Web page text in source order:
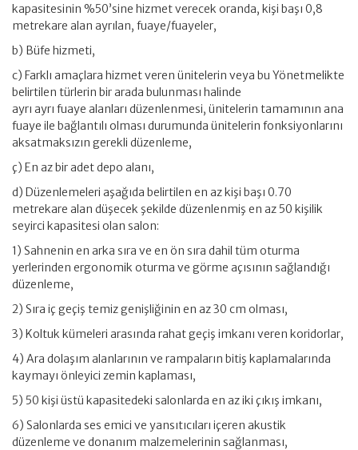
kapasitesinin %50’sine hizmet verecek oranda, kişi başı 0,8
metrekare alan ayrılan, fuaye/fuayeler,
b) Büfe hizmeti,
c) Farklı amaçlara hizmet veren ünitelerin veya bu Yönetmelikte
belirtilen türlerin bir arada bulunması halinde
ayrı ayrı fuaye alanları düzenlenmesi, ünitelerin tamamının ana
fuaye ile bağlantılı olması durumunda ünitelerin fonksiyonlarını
aksatmaksızın gerekli düzenleme,
ç) En az bir adet depo alanı,
d) Düzenlemeleri aşağıda belirtilen en az kişi başı 0.70
metrekare alan düşecek şekilde düzenlenmiş en az 50 kişilik
seyirci kapasitesi olan salon:
1) Sahnenin en arka sıra ve en ön sıra dahil tüm oturma
yerlerinden ergonomik oturma ve görme açısının sağlandığı
düzenleme,
2) Sıra iç geçiş temiz genişliğinin en az 30 cm olması,
3) Koltuk kümeleri arasında rahat geçiş imkanı veren koridorlar,
4) Ara dolaşım alanlarının ve rampaların bitiş kaplamalarında
kaymayı önleyici zemin kaplaması,
5) 50 kişi üstü kapasitedeki salonlarda en az iki çıkış imkanı,
6) Salonlarda ses emici ve yansıtıcıları içeren akustik
düzenleme ve donanım malzemelerinin sağlanması,